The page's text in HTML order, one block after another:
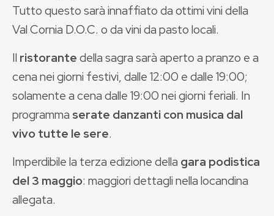
Tutto questo sarà innaffiato da ottimi vini della
Val Cornia D.O.C. o da vini da pasto locali.
Il ristorantedella sagra sarà aperto a pranzo e a
cena nei giorni festivi, dalle 12:00 e dalle 19:00;
solamente a cena dalle 19:00 nei giorni feriali. In
programma serate danzanti con musica dal
vivo tutte le sere.
Imperdibile la terza edizione della gara podistica
del 3 maggio: maggiori dettagli nella locandina
allegata.